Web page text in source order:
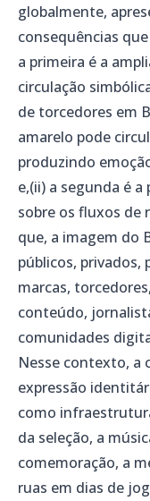
globalmente,
consequências
a primeira é a
circulação
de torcedores em
amarelo pode
produzindo
e,(ii) a segunda é
sobre os fluxos de
que, a imagem do
públicos,
marcas,
conteúdo,
comunidades
Nesse contexto, a
expressão
como
da seleção, a
comemoração, a
ruas em dias de